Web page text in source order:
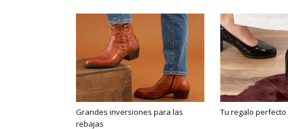
Grandes inversiones para las
rebajas
Tu regalo perfecto